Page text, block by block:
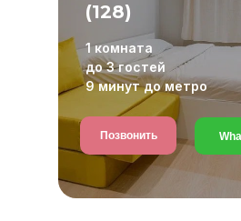
(128)
1 комната
до 3 гостей
9 минут до метро
Позвонить